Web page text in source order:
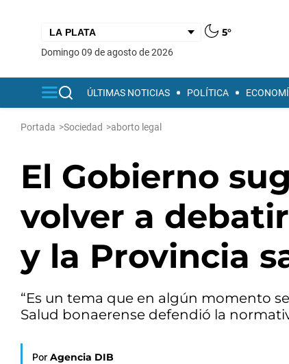
5°
domingo 09 de agosto de 2026
ÚLTIMAS NOTICIAS POLÍTICA
Portada >Sociedad >aborto legal
El Gobierno
volver a
y la Provincia
“Es un tema que en algún momento
Salud bonaerense defendió la
Por Agencia DIB